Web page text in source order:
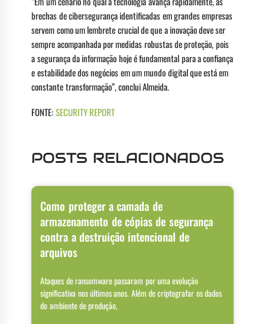
brechas de cibersegurança identificadas em grandes empresas
servem como um lembrete crucial de que a inovação deve ser
sempre acompanhada por medidas robustas de proteção, pois
a segurança da informação hoje é fundamental para a confiança
e estabilidade dos negócios em um mundo digital que está em
constante transformação”, conclui Almeida.
FONTE:SECURITY REPORT
POSTS RELACIONADOS
Como proteger a camada de
armazenamento de cópias de segurança
contra a destruição intencional de
arquivos
Ataques de ransomware passaram por uma evolução
significativa nos últimos anos. Além de criptografar os dados
do ambiente de produção,